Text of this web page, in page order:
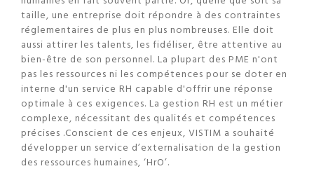
taille, une entreprise doit répondre à des contraintes
réglementaires de plus en plus nombreuses. Elle doit
aussi attirer les talents, les fidéliser, être attentive au
bien-être de son personnel. La plupart des PME n'ont
pas les ressources ni les compétences pour se doter en
interne d'un service RH capable d'offrir une réponse
optimale à ces exigences. La gestion RH est un métier
complexe, nécessitant des qualités et compétences
précises .Conscient de ces enjeux, VISTIM a souhaité
développer un service d’externalisation de la gestion
des ressources humaines, ‘HrO’.